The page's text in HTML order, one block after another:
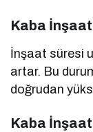
Kaba
İnşaat süresi
artar. Bu
doğrudan
Kaba